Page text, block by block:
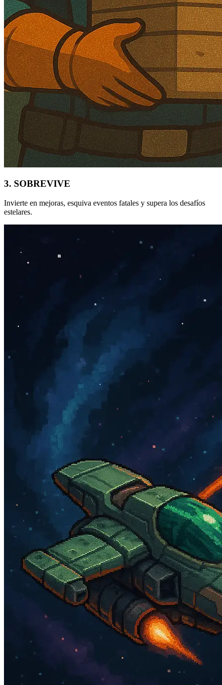
3. SOBREVIVE
Invierte en mejoras, esquiva eventos fatales y supera los desafíos
estelares.